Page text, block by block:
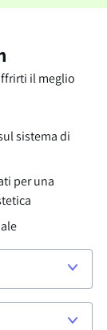
il meglio
sistema di
per una